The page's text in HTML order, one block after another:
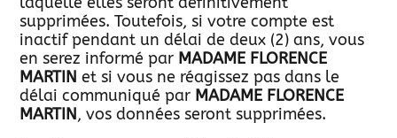
supprimées. Toutefois, si votre compte est
inactif pendant un délai de deux (2) ans, vous
en serez informé par MADAME FLORENCE
MARTIN et si vous ne réagissez pas dans le
délai communiqué par MADAME FLORENCE
MARTIN, vos données seront supprimées.